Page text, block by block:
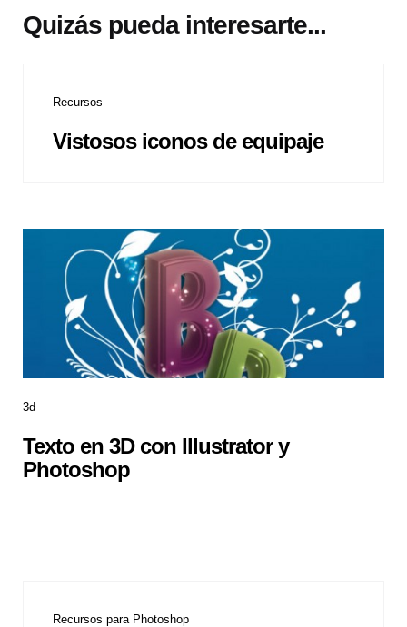
Quizás pueda interesarte...
Recursos
Vistosos iconos de equipaje
3d
Texto en 3D con Illustrator y
Photoshop
Recursos para Photoshop